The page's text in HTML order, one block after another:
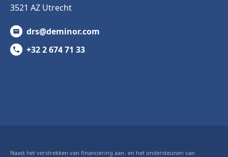
3521 AZ Utrecht
drs@deminor.com
+32 2 674 71 33
Naast het verstrekken van financiering aan- en het ondersteunen van